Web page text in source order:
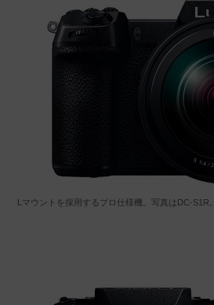
Lマウントを採用するプロ仕様機。写真はDC-S1R。